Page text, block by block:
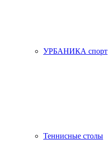
УРБАНИКА спорт
Теннисные столы